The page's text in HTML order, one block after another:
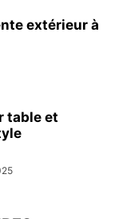
extérieur à
table et